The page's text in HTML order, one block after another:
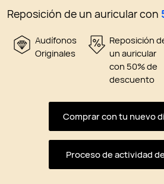
Reposición de un auricular con
Audífonos
Originales
Reposición
un auricular
con 50% de
descuento
Comprar con tu nuevo
Proceso de actividad